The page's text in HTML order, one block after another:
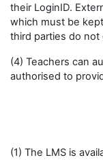
their LoginID.
which must be
third parties do
(4) Teachers can
authorised to
(1) The LMS is